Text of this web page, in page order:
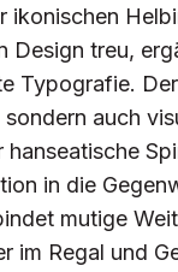
treu,
Typografie.
auch
in die
mutige
Regal und